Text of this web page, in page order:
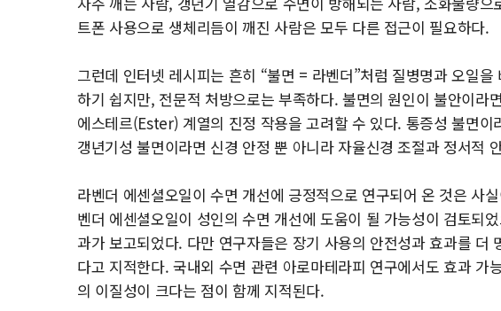
트폰 사용으로 생체리듬이 깨진 사람은 모두 다른 접근이 필요하다.
그런데 인터넷 레시피는 흔히 “불면 = 라벤더”처럼 질병명과 오일
하기 쉽지만, 전문적 처방으로는 부족하다. 불면의 원인이 불안이
에스테르(Ester) 계열의 진정 작용을 고려할 수 있다. 통증성 불면이
갱년기성 불면이라면 신경 안정 뿐 아니라 자율신경 조절과 정서적
라벤더 에센셜오일이 수면 개선에 긍정적으로 연구되어 온 것은 사
벤더 에센셜오일이 성인의 수면 개선에 도움이 될 가능성이 검토되
과가 보고되었다. 다만 연구자들은 장기 사용의 안전성과 효과를 더
다고 지적한다. 국내외 수면 관련 아로마테라피 연구에서도 효과 가
의 이질성이 크다는 점이 함께 지적된다.